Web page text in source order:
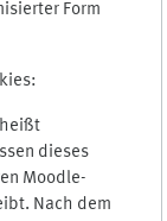
Form
dieses
Moodle-
Nach dem